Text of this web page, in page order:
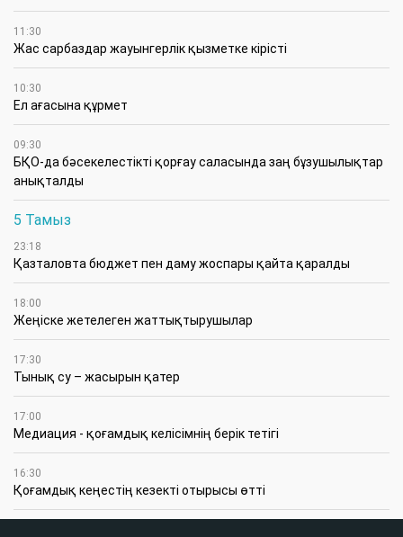
11:30
Жас сарбаздар жауынгерлік қызметке кірісті
10:30
Ел ағасына құрмет
09:30
БҚО-да бәсекелестікті қорғау саласында заң бұзушылықтар
анықталды
5 Тамыз
23:18
Қазталовта бюджет пен даму жоспары қайта қаралды
18:00
Жеңіске жетелеген жаттықтырушылар
17:30
Тынық су – жасырын қатер
17:00
Медиация - қоғамдық келісімнің берік тетігі
16:30
Қоғамдық кеңестің кезекті отырысы өтті